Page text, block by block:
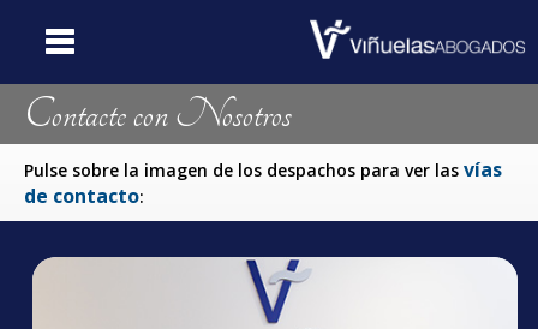
Portada
Somos
Catálogo
de Servicios
Contacte con Nosotros
Pulse sobre la imagen de los despachos para ver las vías
de contacto: